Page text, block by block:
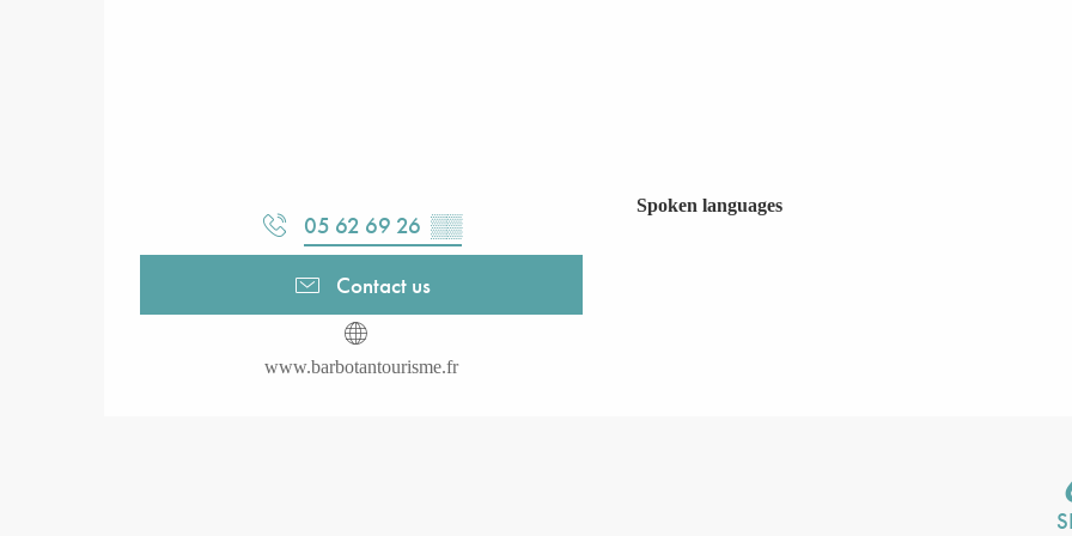
05 62 69 26 ▒▒
Contact us
www.barbotantourisme.fr
Spoken languages
Spoken languages